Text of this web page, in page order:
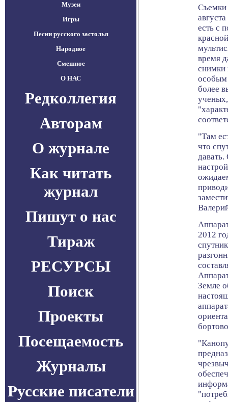
Музеи
Игры
Песни русского застолья
Народное
Смешное
О НАС
Редколлегия
Авторам
О журнале
Как читать
журнал
Пишут о нас
Тираж
РЕСУРСЫ
Поиск
Проекты
Посещаемость
Журналы
Русские писатели
Съемки
есть с
время
снимки
особым
более
"Там
что
2012
Земле